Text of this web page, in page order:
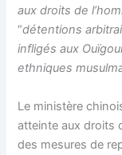
aux droits de
“détentions
infligés aux
ethniques
Le ministère
atteinte aux droits
des mesures de